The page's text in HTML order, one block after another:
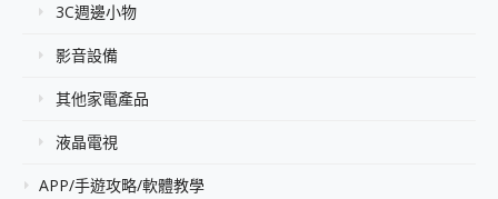
3C週邊小物
影音設備
其他家電產品
液晶電視
APP/手遊攻略/軟體教學